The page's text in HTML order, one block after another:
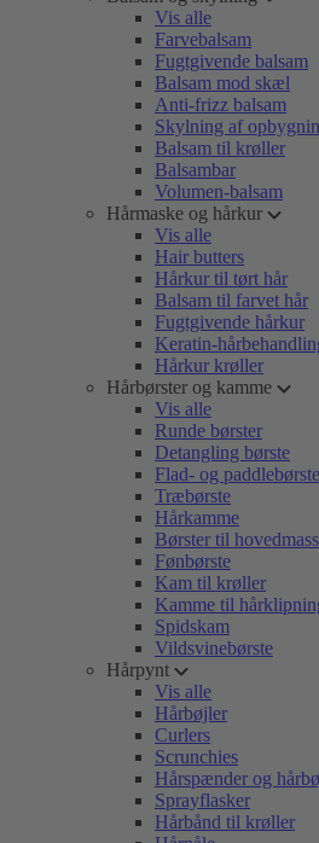
Vis alle
Farvebalsam
Fugtgivende balsam
Balsam mod skæl
Anti-frizz balsam
Skylning af
Balsam til krøller
Balsambar
Volumen-balsam
Hårmaske og hårkur
Vis alle
Hair butters
Hårkur til tørt hår
Balsam til farvet hår
Fugtgivende hårkur
Keratin-
Hårkur krøller
Hårbørster og kamme
Vis alle
Runde børster
Detangling børste
Flad- og
Træbørste
Hårkamme
Børster til
Fønbørste
Kam til krøller
Kamme til
Spidskam
Vildsvinebørste
Hårpynt
Vis alle
Hårbøjler
Curlers
Scrunchies
Hårspænder og
Sprayflasker
Hårbånd til krøller